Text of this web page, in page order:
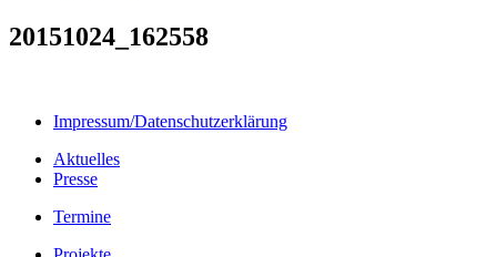
20151024_162558
Impressum/Datenschutzerklärung
Aktuelles
Presse
Termine